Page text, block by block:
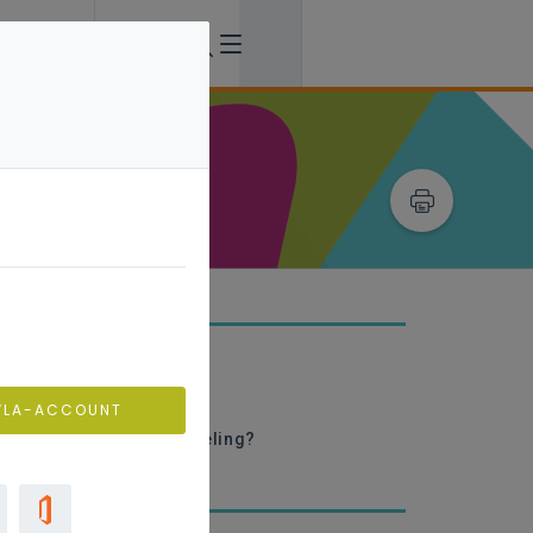
is bemiddeling?
verloopt een bemiddeling?
ACCOUNT